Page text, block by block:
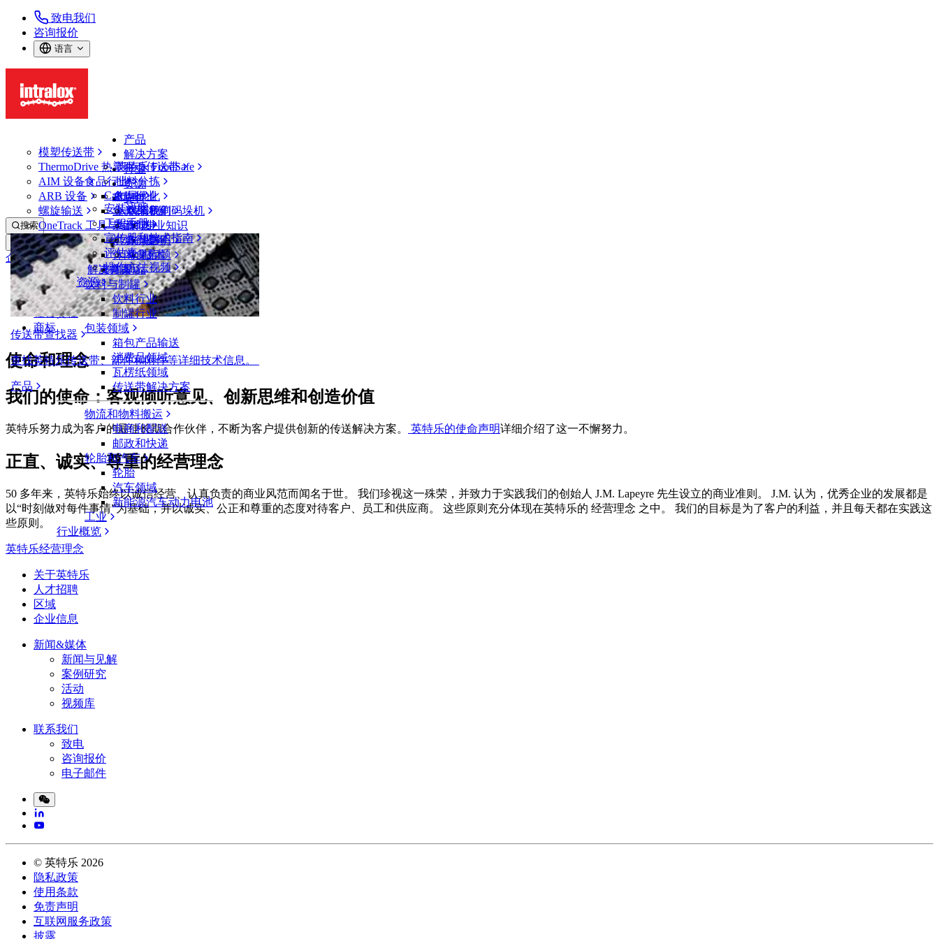
致电我们
咨询报价
语言
产品
模塑传送带
ThermoDrive 热塑驱动传送带
AIM 设备
ARB 设备
螺旋输送
OneTrack 工具与组件
传送带查找器
查找英特乐传送带、部件和附件等详细技术信息。
产品
解决方案
英特乐 FoodSafe
批料分拣
布局优化
从包装机到码垛机
专业知识
服务
技术
解决方案
行业
食品行业
禽肉行业
鱼类和海鲜
果蔬行业
烘焙行业
休闲食品
乳制品
饮料与制罐
饮料行业
制罐行业
包装领域
箱包产品输送
消费品领域
瓦楞纸领域
传送带解决方案
物流和物料搬运
电商和配送
邮政和快递
轮胎和汽车
轮胎
汽车领域
新能源汽车动力电池
工业
行业概览
资源
CalcLab
安装说明
工程手册
宣传册和技术指南
评估表
操作方法视频
资源
支持
联系我们
保证
政策声明
常见问题
支持
搜索
打开菜单
企业信息
使命和理念
社会责任
社会责任
商标
使命和理念
我们的使命：客观倾听意见、创新思维和创造价值
英特乐努力成为客户的最佳长期合作伙伴，不断为客户提供创新的传送解决方案。 英特乐的使命声明详细介绍了这一不懈努力。
正直、诚实、尊重的经营理念
50 多年来，英特乐始终以诚信经营、认真负责的商业风范而闻名于世。 我们珍视这一殊荣，并致力于实践我们的创始人 J.M. Lapeyre 先生设立的商业准则。 J.M. 认为，优秀企业的发展都是
以“时刻做对每件事情”为基础，并以诚实、公正和尊重的态度对待客户、员工和供应商。 这些原则充分体现在英特乐的 经营理念 之中。 我们的目标是为了客户的利益，并且每天都在实践这
些原则。
英特乐经营理念
关于英特乐
人才招聘
区域
企业信息
新闻&媒体
新闻与见解
案例研究
活动
视频库
联系我们
致电
咨询报价
电子邮件
© 英特乐 2026
隐私政策
使用条款
免责声明
互联网服务政策
披露